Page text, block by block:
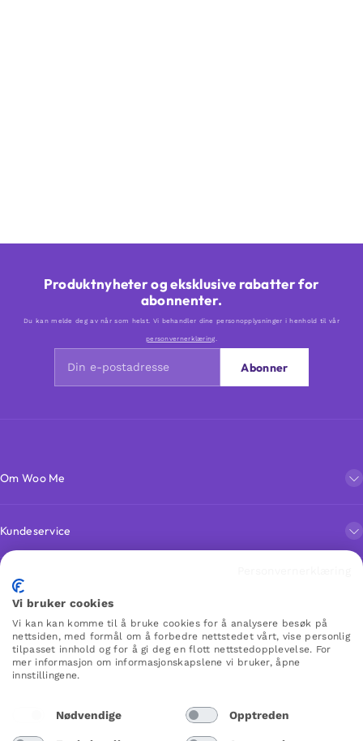
Produktnyheter og eksklusive rabatter for
abonnenter.
Du kan melde deg av når som helst. Vi behandler dine personopplysninger i henhold til vår
personvernerklæring.
Abonner
Om Woo Me
Kundeservice
Favoritter
WOO ME
Norway
Vi bruker cookies
Vi kan kan komme til å bruke cookies for å analysere besøk på
nettsiden, med formål om å forbedre nettstedet vårt, vise personlig
tilpasset innhold og for å gi deg en flott nettstedopplevelse. For
mer informasjon om informasjonskapslene vi bruker, åpne
innstillingene.
Nødvendige Opptreden